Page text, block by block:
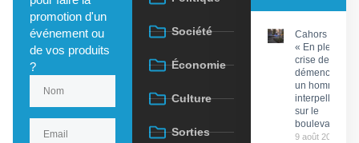
promotion d'un
événement ou
de vos produits
?
Société
Économie
Culture
Sorties
Cahors :
« En pleine
crise de
démence »,
un homme
interpellé
sur le
boulevard
9 août 2026